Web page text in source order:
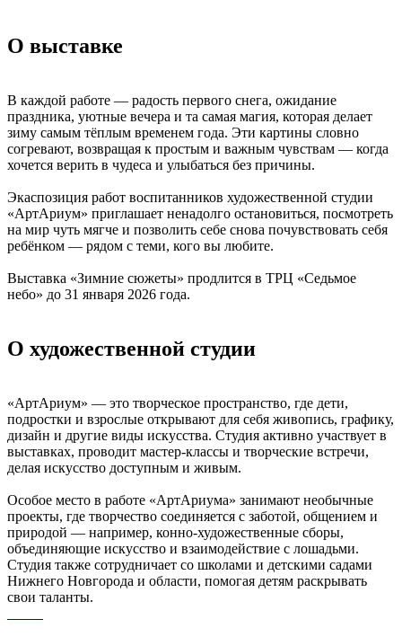
О выставке
В каждой работе — радость первого снега, ожидание
праздника, уютные вечера и та самая магия, которая делает
зиму самым тёплым временем года. Эти картины словно
согревают, возвращая к простым и важным чувствам — когда
хочется верить в чудеса и улыбаться без причины.
Экаспозиция работ воспитанников художественной студии
«АртАриум» приглашает ненадолго остановиться, посмотреть
на мир чуть мягче и позволить себе снова почувствовать себя
ребёнком — рядом с теми, кого вы любите.
Выставка «Зимние сюжеты» продлится в ТРЦ «Седьмое
небо» до 31 января 2026 года.
О художественной студии
«АртАриум» — это творческое пространство, где дети,
подростки и взрослые открывают для себя живопись, графику,
дизайн и другие виды искусства. Студия активно участвует в
выставках, проводит мастер-классы и творческие встречи,
делая искусство доступным и живым.
Особое место в работе «АртАриума» занимают необычные
проекты, где творчество соединяется с заботой, общением и
природой — например, конно-художественные сборы,
объединяющие искусство и взаимодействие с лошадьми.
Студия также сотрудничает со школами и детскими садами
Нижнего Новгорода и области, помогая детям раскрывать
свои таланты.